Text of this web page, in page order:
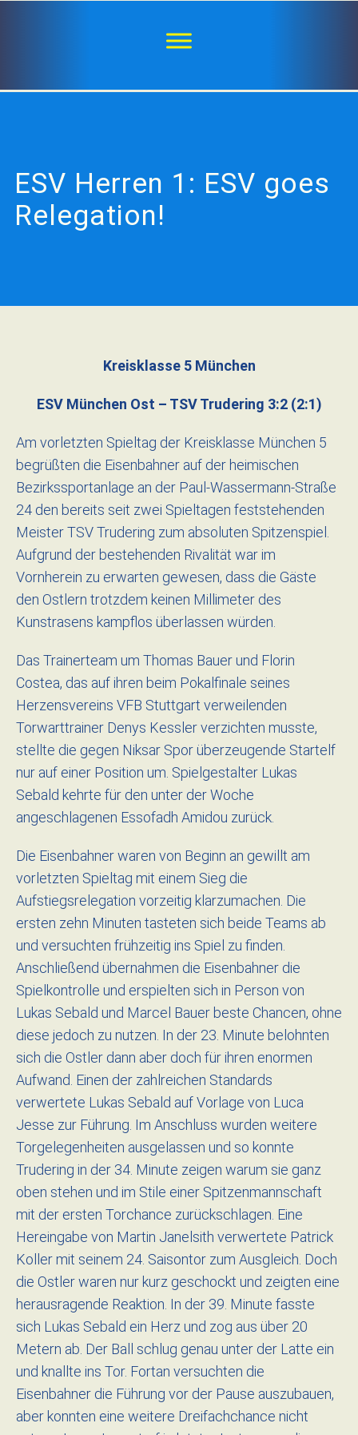
ESV Herren 1: ESV goes
Relegation!
Kreisklasse 5 München
ESV München Ost – TSV Trudering 3:2 (2:1)
Am vorletzten Spieltag der Kreisklasse München 5
begrüßten die Eisenbahner auf der heimischen
Bezirkssportanlage an der Paul-Wassermann-Straße
24 den bereits seit zwei Spieltagen feststehenden
Meister TSV Trudering zum absoluten Spitzenspiel.
Aufgrund der bestehenden Rivalität war im
Vornherein zu erwarten gewesen, dass die Gäste
den Ostlern trotzdem keinen Millimeter des
Kunstrasens kampflos überlassen würden.
Das Trainerteam um Thomas Bauer und Florin
Costea, das auf ihren beim Pokalfinale seines
Herzensvereins VFB Stuttgart verweilenden
Torwarttrainer Denys Kessler verzichten musste,
stellte die gegen Niksar Spor überzeugende Startelf
nur auf einer Position um. Spielgestalter Lukas
Sebald kehrte für den unter der Woche
angeschlagenen Essofadh Amidou zurück.
Die Eisenbahner waren von Beginn an gewillt am
vorletzten Spieltag mit einem Sieg die
Aufstiegsrelegation vorzeitig klarzumachen. Die
ersten zehn Minuten tasteten sich beide Teams ab
und versuchten frühzeitig ins Spiel zu finden.
Anschließend übernahmen die Eisenbahner die
Spielkontrolle und erspielten sich in Person von
Lukas Sebald und Marcel Bauer beste Chancen, ohne
diese jedoch zu nutzen. In der 23. Minute belohnten
sich die Ostler dann aber doch für ihren enormen
Aufwand. Einen der zahlreichen Standards
verwertete Lukas Sebald auf Vorlage von Luca
Jesse zur Führung. Im Anschluss wurden weitere
Torgelegenheiten ausgelassen und so konnte
Trudering in der 34. Minute zeigen warum sie ganz
oben stehen und im Stile einer Spitzenmannschaft
mit der ersten Torchance zurückschlagen. Eine
Hereingabe von Martin Janelsith verwertete Patrick
Koller mit seinem 24. Saisontor zum Ausgleich. Doch
die Ostler waren nur kurz geschockt und zeigten eine
herausragende Reaktion. In der 39. Minute fasste
sich Lukas Sebald ein Herz und zog aus über 20
Metern ab. Der Ball schlug genau unter der Latte ein
und knallte ins Tor. Fortan versuchten die
Eisenbahner die Führung vor der Pause auszubauen,
aber konnten eine weitere Dreifachchance nicht